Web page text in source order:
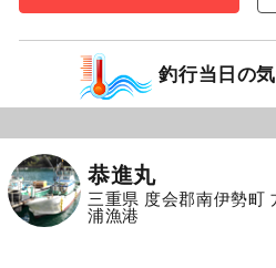
釣行当日の
恭進丸
三重県 度会郡南伊勢町
浦漁港